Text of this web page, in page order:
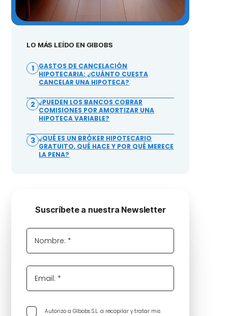
LO MÁS LEÍDO EN GIBOBS
1 GASTOS DE CANCELACIÓN
HIPOTECARIA: ¿CUÁNTO CUESTA
CANCELAR UNA HIPOTECA?
2 ¿PUEDEN LOS BANCOS COBRAR
COMISIONES POR AMORTIZAR UNA
HIPOTECA VARIABLE?
3 ¿QUÉ ES UN BRÓKER HIPOTECARIO
GRATUITO, QUÉ HACE Y POR QUÉ MERECE
LA PENA?
Suscríbete a nuestra Newsletter
Nombre: *
Email: *
Autorizo a GIbobs S.L. a recopilar y tratar mis